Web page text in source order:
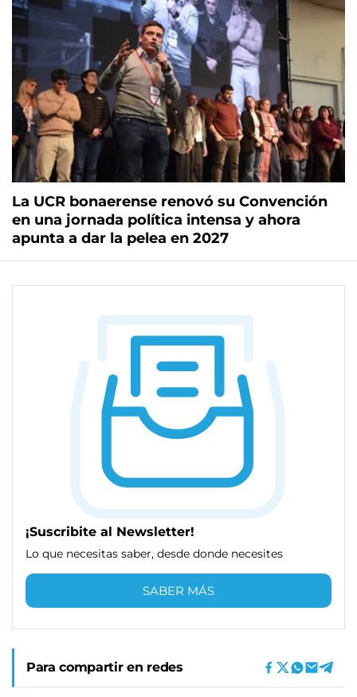
La UCR bonaerense renovó su Convención
en una jornada política intensa y ahora
apunta a dar la pelea en 2027
¡Suscribite al Newsletter!
Lo que necesitas saber, desde donde necesites
SABER MÁS
Para compartir en redes